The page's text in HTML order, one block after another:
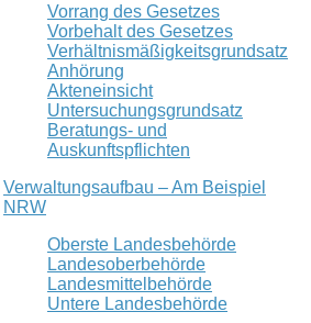
Vorrang des Gesetzes
Vorbehalt des Gesetzes
Verhältnismäßigkeitsgrundsatz
Anhörung
Akteneinsicht
Untersuchungsgrundsatz
Beratungs- und
Auskunftspflichten
Verwaltungsaufbau – Am Beispiel
NRW
Oberste Landesbehörde
Landesoberbehörde
Landesmittelbehörde
Untere Landesbehörde